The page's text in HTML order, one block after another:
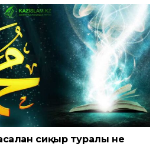
сиқыр туралы не